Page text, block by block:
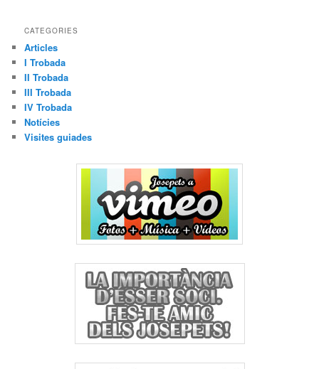
CATEGORIES
Articles
I Trobada
II Trobada
III Trobada
IV Trobada
Notícies
Visites guiades